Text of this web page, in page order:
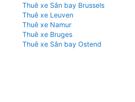
Thuê xe Sân bay Brussels
Thuê xe Leuven
Thuê xe Namur
Thuê xe Bruges
Thuê xe Sân bay Ostend